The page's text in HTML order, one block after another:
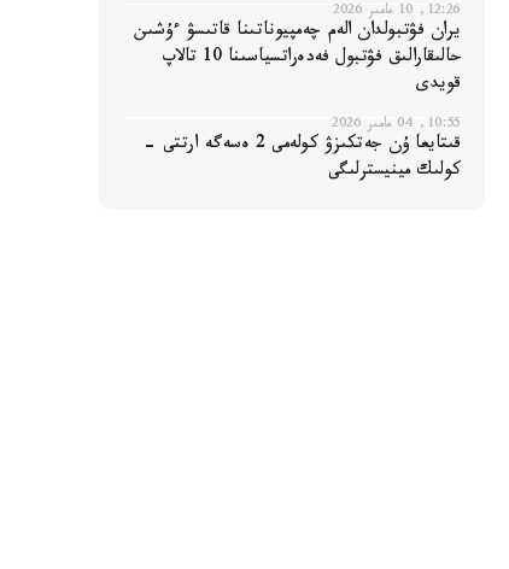
12:26, 10 مامىر 2026
يران فۋتبولدان الەم چەمپيوناتىنا قاتىسۋ ءۇشىن
حالىقارالىق فۋتبول فەدەراتسياسىنا 10 تالاپ
قويدى
10:55, 04 مامىر 2026
قىتايعا ۇن جەتكىزۋ كولەمى 2 ەسەگە ارتتى -
كولىك مينيسترلىگى